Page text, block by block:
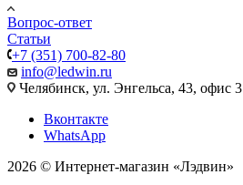
Вопрос-ответ
Статьи
+7 (351) 700-82-80
info@ledwin.ru
Челябинск, ул. Энгельса, 43, офис 3
Вконтакте
WhatsApp
2026 © Интернет-магазин «Лэдвин»